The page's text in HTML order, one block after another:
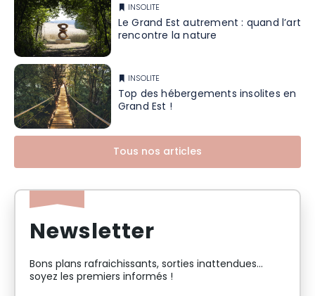
INSOLITE
Le Grand Est autrement : quand l’art
rencontre la nature
INSOLITE
Top des hébergements insolites en
Grand Est !
Tous nos articles
Newsletter
Bons plans rafraichissants, sorties inattendues…
soyez les premiers informés !